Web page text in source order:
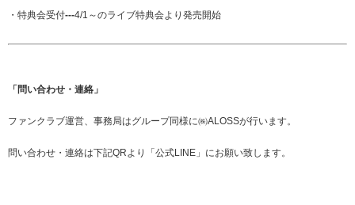
・特典会受付---4/1～のライブ特典会より発売開始
「問い合わせ・連絡」
ファンクラブ運営、事務局はグループ同様に㈱ALOSSが行います。
問い合わせ・連絡は下記QRより「公式LINE」にお願い致します。